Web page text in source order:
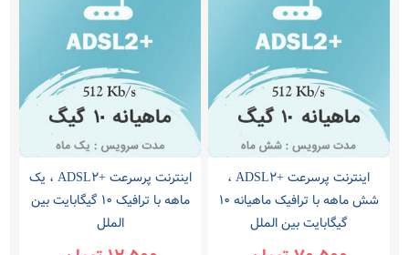
اینترنت پرسرعت +ADSL2 ،
شش ماهه با ترافیک ماهیانه 10
گیگابایت بین الملل
اینترنت پرسرعت +ADSL2 ، یک
ماهه با ترافیک 10 گیگابایت بین
الملل